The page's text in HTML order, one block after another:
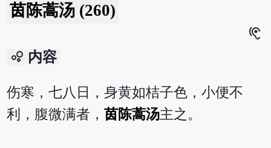
茵陈蒿汤 (260)
hearing
bubble_chart 内容
伤寒，七八日，身黄如桔子色，小便不
利，腹微满者，茵陈蒿汤主之。